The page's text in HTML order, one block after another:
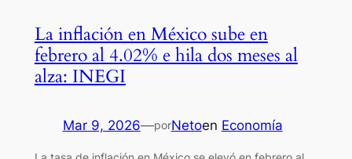
La inflación en México sube en
febrero al 4.02% e hila dos meses al
alza: INEGI
Mar 9, 2026—porNetoen Economía